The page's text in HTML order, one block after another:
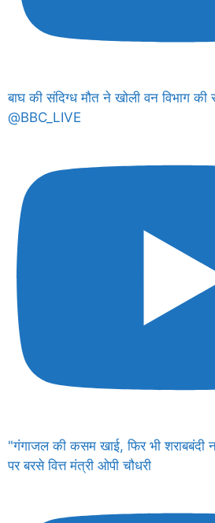
बाघ की संदिग्ध मौत ने खोली वन विभाग की
@BBC_LIVE
"गंगाजल की कसम खाई, फिर भी शराबबंदी
पर बरसे वित्त मंत्री ओपी चौधरी